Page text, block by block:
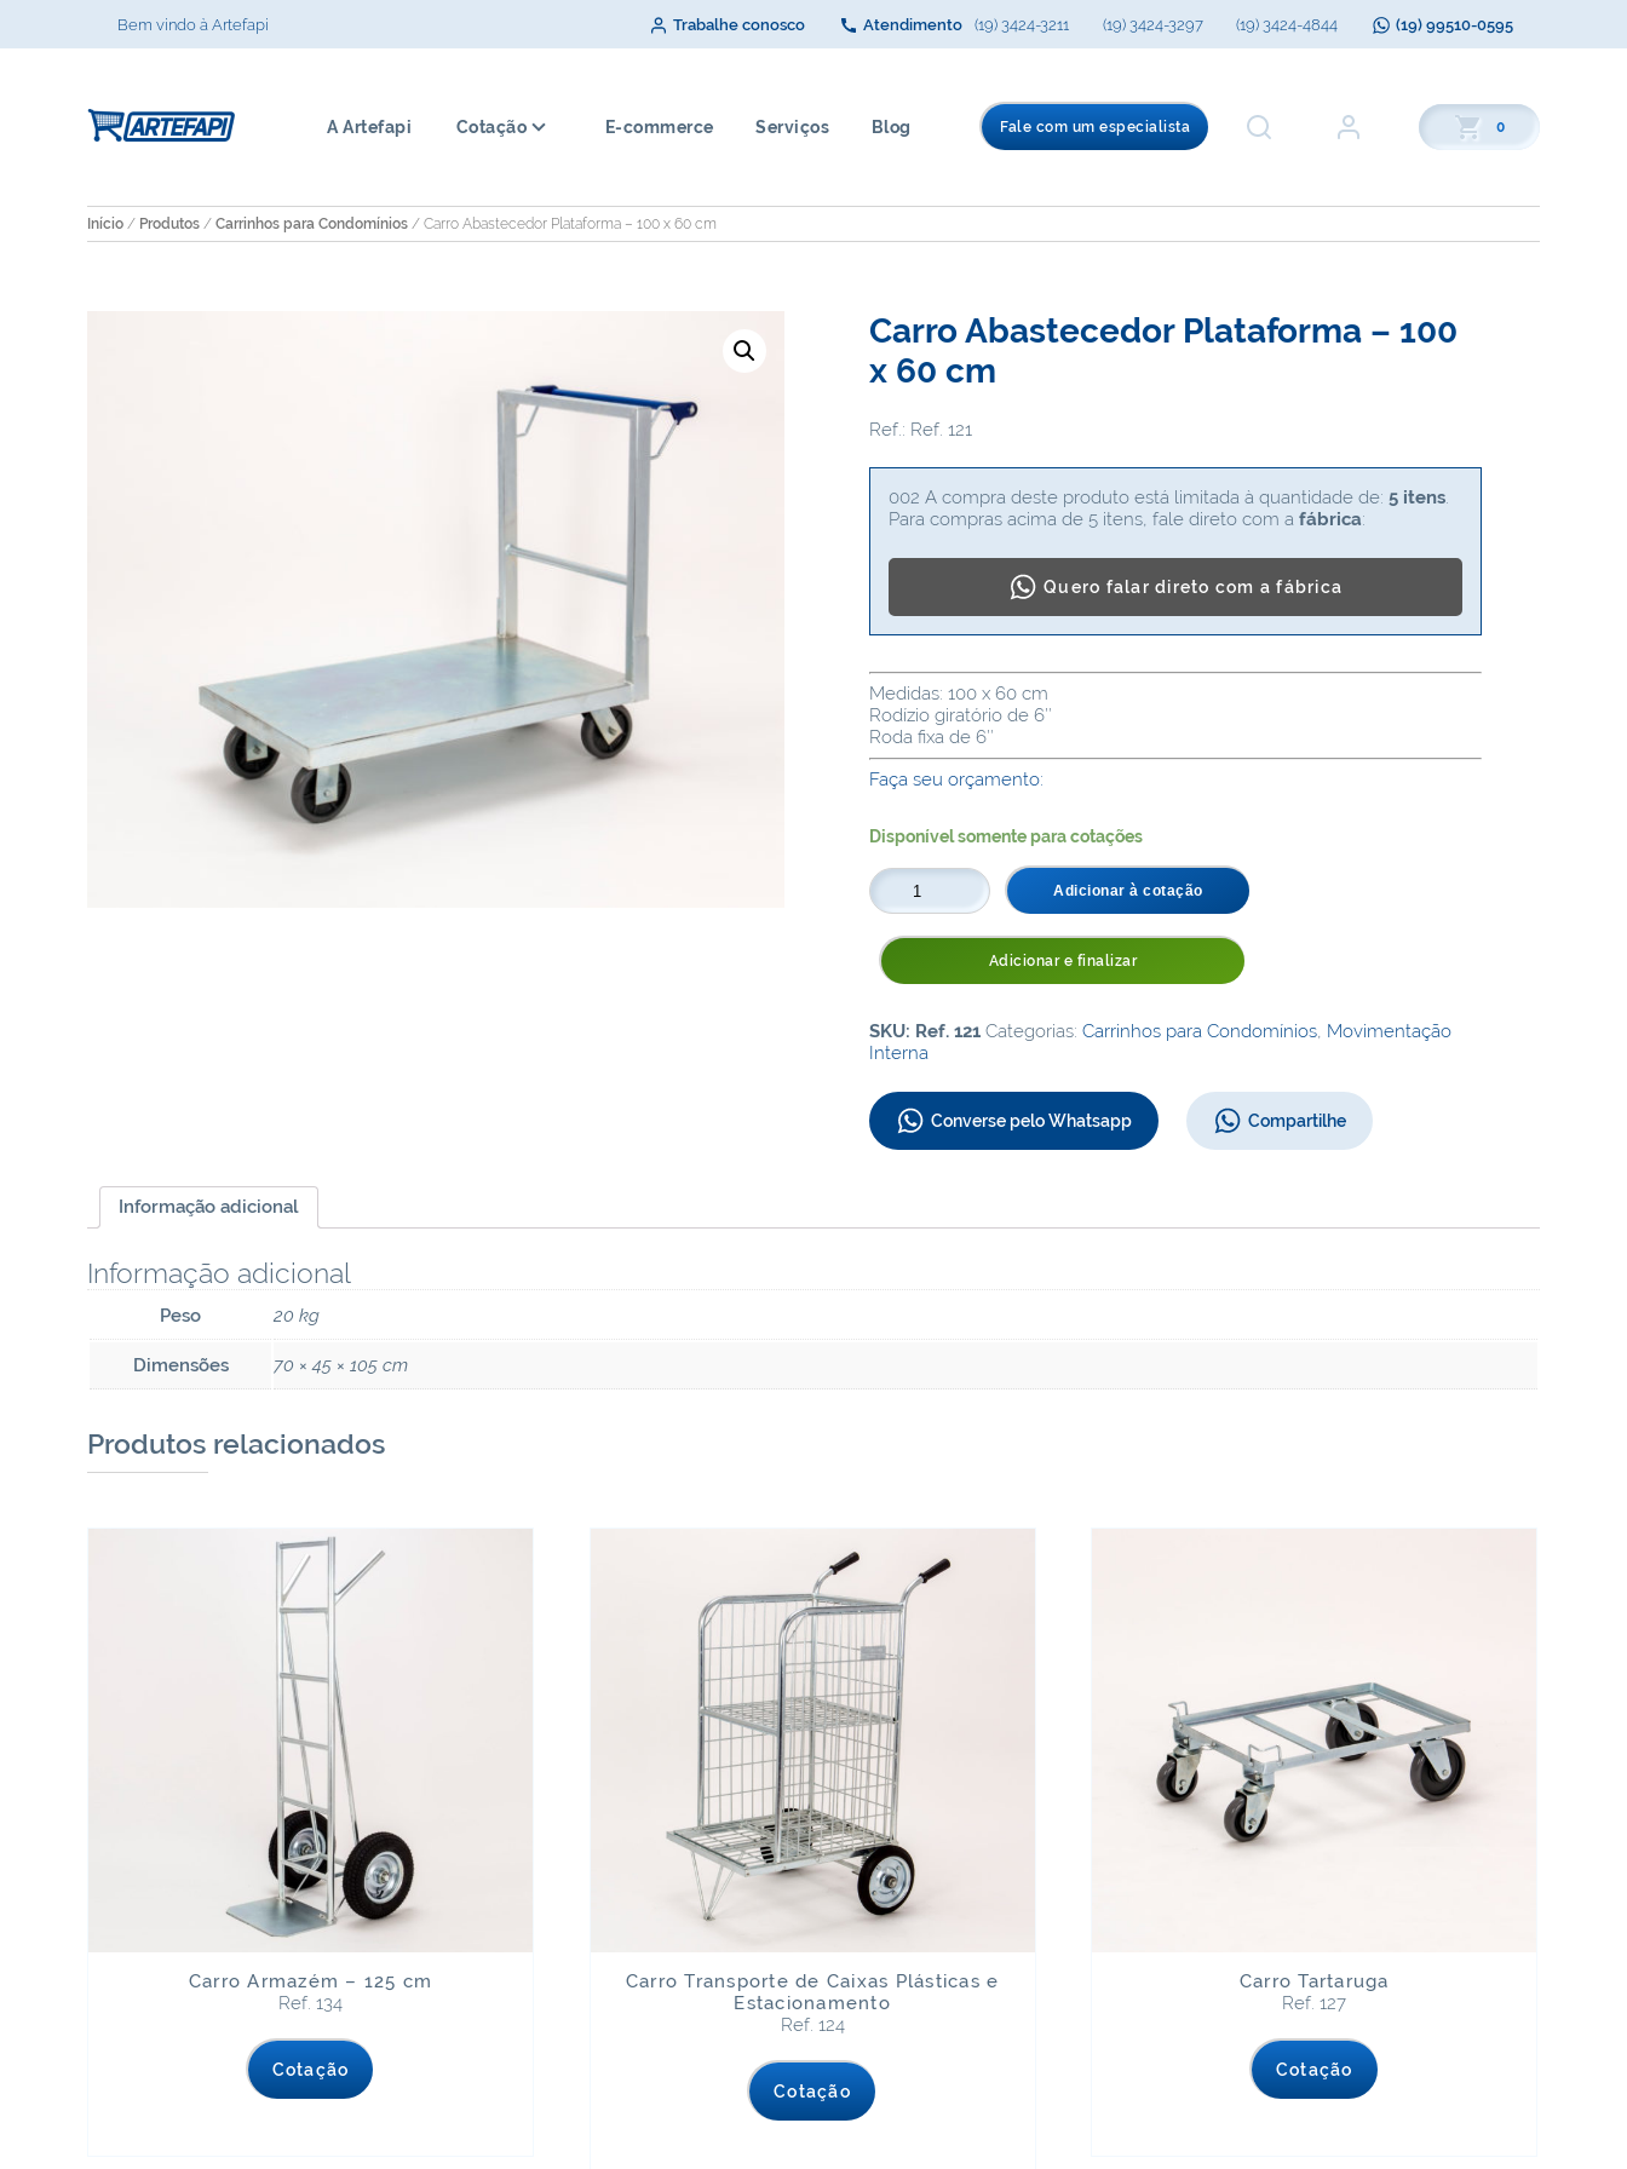
Bem vindo à Artefapi Trabalhe conosco Atendimento (19) 3424-3211 (19) 3424-3297 (19) 3424-4844 (19) 99510-0595
A Artefapi Cotação E-commerce Serviços Blog Fale com um especialista 0
Início / Produtos / Carrinhos para Condomínios / Carro Abastecedor Plataforma – 100 x 60 cm
Carro Abastecedor Plataforma – 100
x 60 cm
Ref.: Ref. 121
002 A compra deste produto está limitada à quantidade de: 5 itens.
Para compras acima de 5 itens, fale direto com a fábrica:
Quero falar direto com a fábrica
Medidas: 100 x 60 cm
Rodízio giratório de 6″
Roda fixa de 6″
Faça seu orçamento:
Disponível somente para cotações
Carro
Abastecedor
Plataforma
100
cm
quantidade
Adicionar à cotação
Adicionar e finalizar
SKU: Ref. 121 Categorias: Carrinhos para Condomínios, Movimentação
Interna
Converse pelo Whatsapp Compartilhe
Informação adicional
Informação adicional
Peso 20 kg
Dimensões 70 × 45 × 105 cm
Produtos relacionados
Carro Armazém – 125 cm
Ref. 134
Cotação
Carro Transporte de Caixas Plásticas e
Estacionamento
Ref. 124
Cotação
Carro Tartaruga
Ref. 127
Cotação